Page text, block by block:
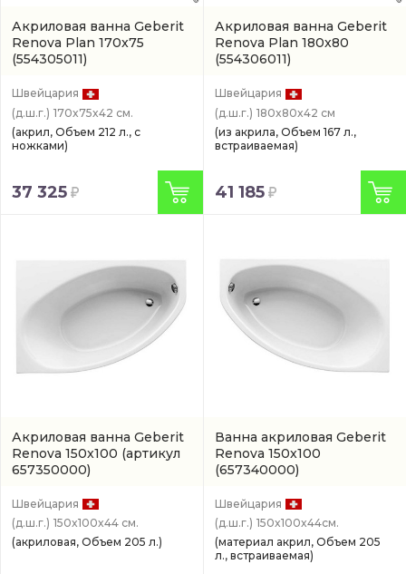
Акриловая ванна Geberit
Renova Plan 170x75
(554305011)
Швейцария
(д.ш.г.) 170x75x42 см.
(акрил, Объем 212 л., с
ножками)
37 325
Акриловая ванна Geberit
Renova Plan 180x80
(554306011)
Швейцария
(д.ш.г.) 180x80x42 см
(из акрила, Объем 167 л.,
встраиваемая)
41 185
Акриловая ванна Geberit
Renova 150x100 (артикул
657350000)
Швейцария
(д.ш.г.) 150x100x44 см.
(акриловая, Объем 205 л.)
Ванна акриловая Geberit
Renova 150x100
(657340000)
Швейцария
(д.ш.г.) 150x100x44см.
(материал акрил, Объем 205
л., встраиваемая)